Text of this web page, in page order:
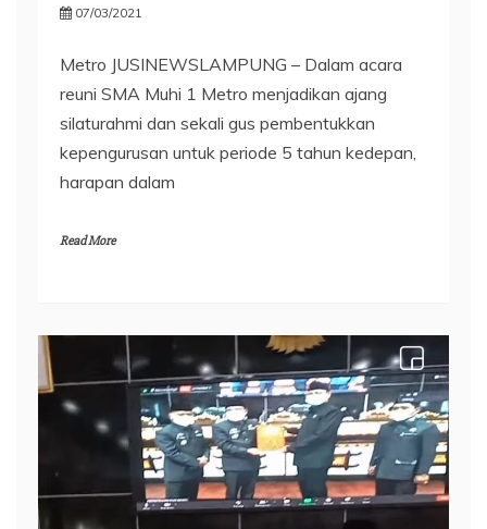
07/03/2021
Metro JUSINEWSLAMPUNG – Dalam acara
reuni SMA Muhi 1 Metro menjadikan ajang
silaturahmi dan sekali gus pembentukkan
kepengurusan untuk periode 5 tahun kedepan,
harapan dalam
Read More